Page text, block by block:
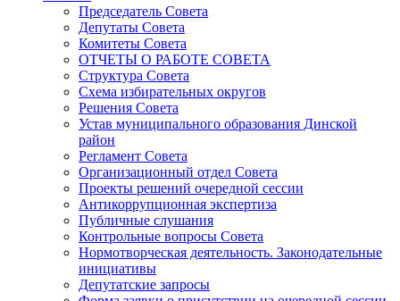
Председатель Совета
Депутаты Совета
Комитеты Совета
ОТЧЕТЫ О РАБОТЕ СОВЕТА
Структура Совета
Схема избирательных округов
Решения Совета
Устав муниципального образования Динской
район
Регламент Совета
Организационный отдел Совета
Проекты решений очередной сессии
Антикоррупционная экспертиза
Публичные слушания
Контрольные вопросы Совета
Нормотворческая деятельность. Законодательные
инициативы
Депутатские запросы